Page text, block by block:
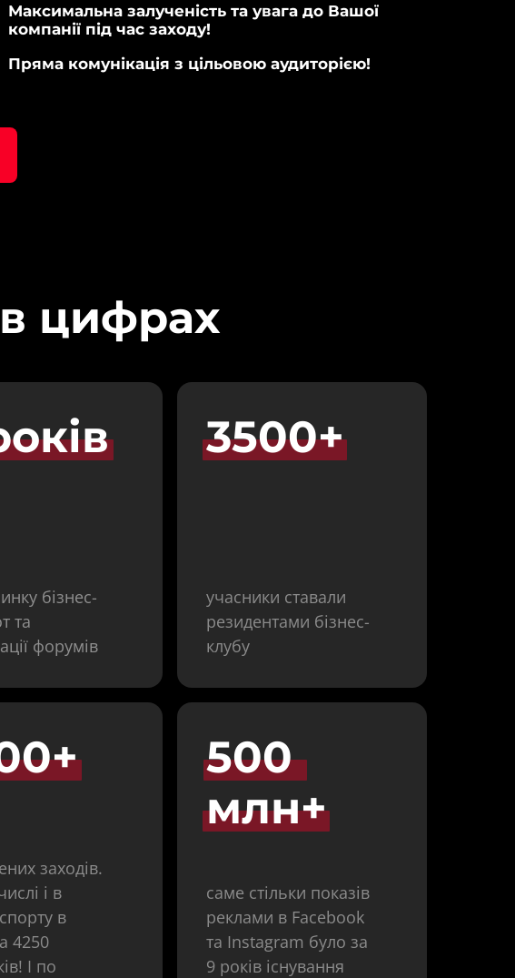
Максимальна залученість та увага до Вашої
компанії під час заходу!
Пряма комунікація з цільовою аудиторією!
цифрах
бізнес-
та
форумів
3500+
учасники ставали
резидентами бізнес-
клубу
заходів.
і в
в
4250
І по
500
млн+
саме стільки показів
реклами в Facebook
та Instagram було за
9 років існування